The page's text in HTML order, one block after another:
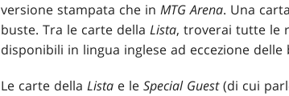
versione stampata che in MTG Arena. Una
buste. Tra le carte della Lista, troverai tutte le
disponibili in lingua inglese ad eccezione
Le carte della Lista e le Special Guest(di cui